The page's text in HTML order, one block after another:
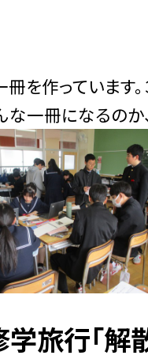
を作っています
一冊になるのか
旅行「解